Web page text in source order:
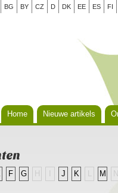
BG BY CZ D DK EE ES FI
Home Nieuwe artikels
F G H J K L M N